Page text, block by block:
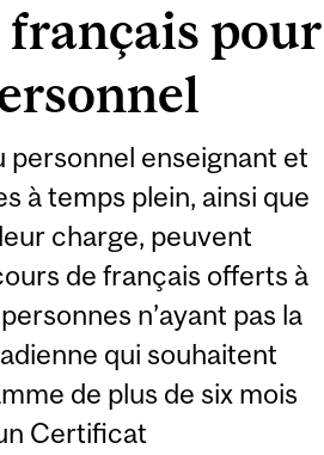
français pour
personnel enseignant et
à temps plein, ainsi que
charge, peuvent
de français offerts à
n’ayant pas la
qui souhaitent
de plus de six mois
Certificat